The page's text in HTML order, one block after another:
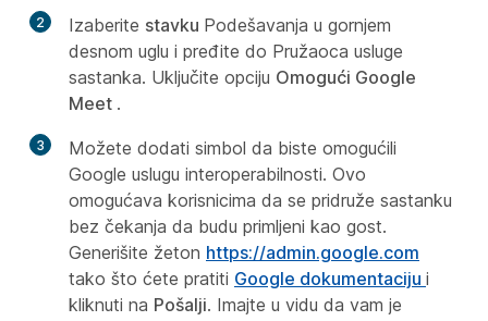
2 Izaberite stavku Podešavanja u gornjem
desnom uglu i pređite do Pružaoca usluge
sastanka. Uključite opciju Omogući Google
Meet .
3
Možete dodati simbol da biste omogućili
Google uslugu interoperabilnosti. Ovo
omogućava korisnicima da se pridruže sastanku
bez čekanja da budu primljeni kao gost.
Generišite žeton https://admin.google.com
tako što ćete pratiti Google dokumentaciju i
kliknuti na Pošalji. Imajte u vidu da vam je